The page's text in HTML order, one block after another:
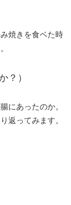
焼きを食ベた時
？）
にあったのか。
返ってみます。